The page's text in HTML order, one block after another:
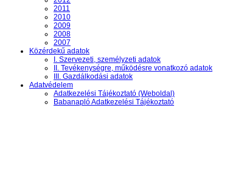
2011
2010
2009
2008
2007
Közérdekű adatok
I. Szervezeti, személyzeti adatok
II. Tevékenységre, működésre vonatkozó adatok
III. Gazdálkodási adatok
Adatvédelem
Adatkezelési Tájékoztató (Weboldal)
Babanapló Adatkezelési Tájékoztató